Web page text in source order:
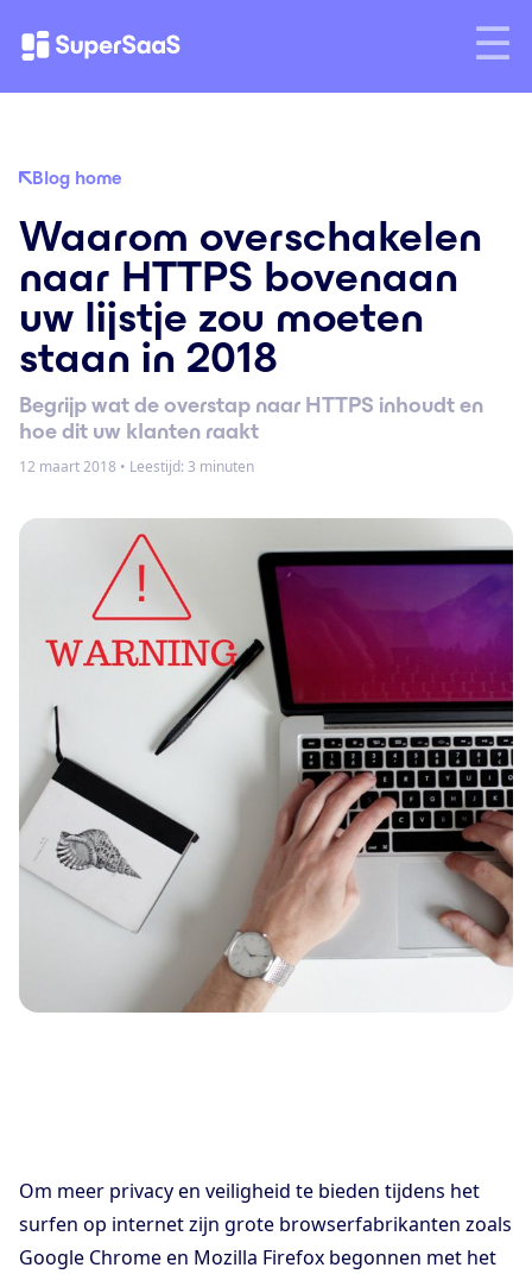
Blog home
Waarom overschakelen
naar HTTPS bovenaan
uw lijstje zou moeten
staan in 2018
Begrijp wat de overstap naar HTTPS inhoudt en
hoe dit uw klanten raakt
12 maart 2018 • Leestijd: 3 minuten
Om meer privacy en veiligheid te bieden tijdens het
surfen op internet zijn grote browserfabrikanten zoals
Google Chrome en Mozilla Firefox begonnen met het